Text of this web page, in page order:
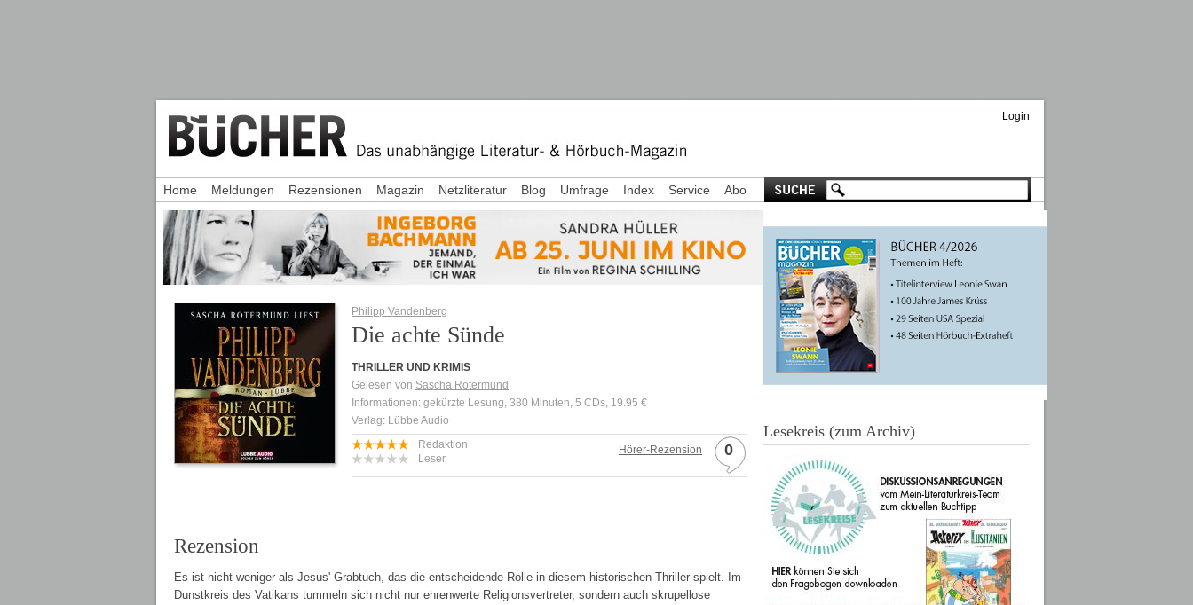
Login
Philipp Vandenberg
Die achte Sünde
THRILLER UND KRIMIS
Gelesen von Sascha Rotermund
Informationen: gekürzte Lesung, 380 Minuten, 5 CDs, 19.95 €
Verlag: Lübbe Audio
Hörer-Rezension 0
Redaktion
Leser
Rezension
Es ist nicht weniger als Jesus' Grabtuch, das die entscheidende Rolle in diesem historischen Thriller spielt. Im
Dunstkreis des Vatikans tummeln sich nicht nur ehrenwerte Religionsvertreter, sondern auch skrupellose
Home Meldungen Rezensionen Magazin Netzliteratur Blog Umfrage Index Service Abo
Lesekreis (zum Archiv)